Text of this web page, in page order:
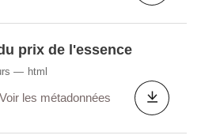
prix de l'essence
html
Voir les métadonnées